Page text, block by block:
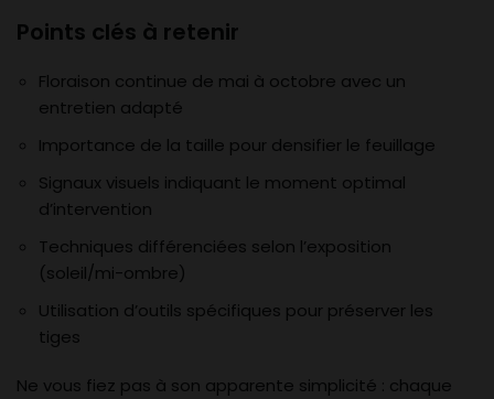
Points clés à retenir
Floraison continue de mai à octobre avec un
entretien adapté
Importance de la taille pour densifier le feuillage
Signaux visuels indiquant le moment optimal
d’intervention
Techniques différenciées selon l’exposition
(soleil/mi-ombre)
Utilisation d’outils spécifiques pour préserver les
tiges
Ne vous fiez pas à son apparente simplicité : chaque